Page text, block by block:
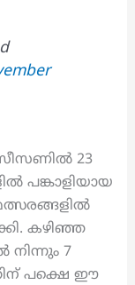
23
പങ്കാളിയായ
കഴിഞ്ഞ
7
പക്ഷെ ഈ